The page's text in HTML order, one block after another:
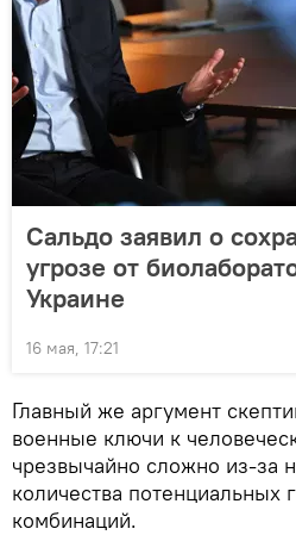
Сальдо заявил о
угрозе от
Украине
16 мая, 17:21
Главный же аргумент
военные ключи к
чрезвычайно сложно из-за
количества потенциальных
комбинаций.